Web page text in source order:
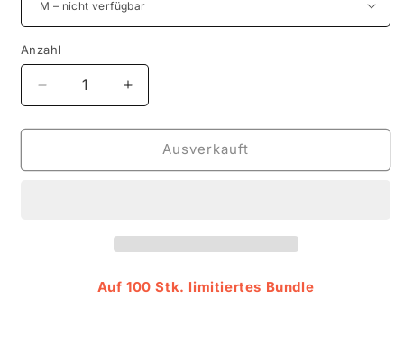
Anzahl
Verringere
die
Menge
HUNGER
Erhöhe
die
Menge
HUNGER
Ausverkauft
Auf 100 Stk. limitiertes Bundle